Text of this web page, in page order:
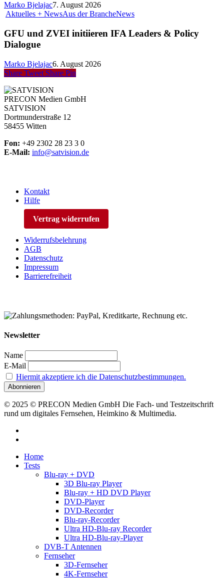
Marko Bjelajac7. August 2026
Aktuelles + NewsAus der BrancheNews
GFU und ZVEI initiieren IFA Leaders & Policy
Dialogue
Marko Bjelajac6. August 2026
Share Tweet Share Pin
PRECON Medien GmbH
SATVISION
Dortmunderstraße 12
58455 Witten
Fon: +49 2302 28 23 3 0
E-Mail: info@satvision.de
Kontakt
Hilfe
Vertrag widerrufen
Widerrufsbelehrung
AGB
Datenschutz
Impressum
Barrierefreiheit
Newsletter
Name
E-Mail
Hiermit akzeptiere ich die Datenschutzbestimmungen.
© 2025 © PRECON Medien GmbH Die Fach- und Testzeitschrift
rund um digitales Fernsehen, Heimkino & Multimedia.
Close
Menu
Home
Tests
Blu-ray + DVD
3D Blu-ray Player
Blu-ray + HD DVD Player
DVD-Player
DVD-Recorder
Blu-ray-Recorder
Ultra HD-Blu-ray Recorder
Ultra HD-Blu-ray-Player
DVB-T Antennen
Fernseher
3D-Fernseher
4K-Fernseher